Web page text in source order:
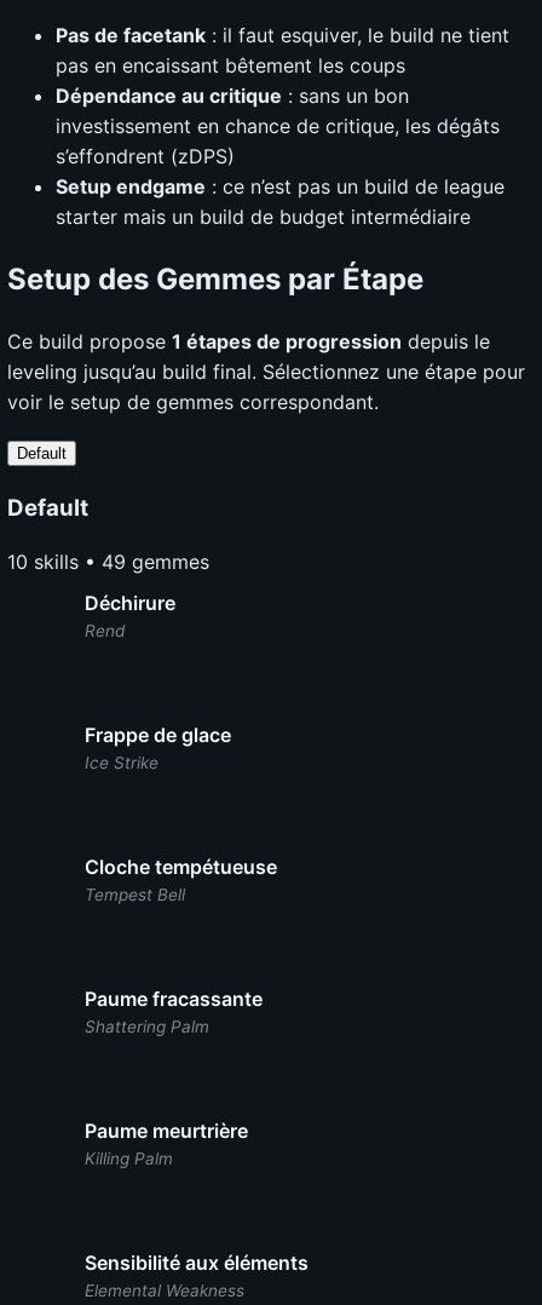
Pas de facetank : il faut esquiver, le build ne tient
pas en encaissant bêtement les coups
Dépendance au critique : sans un bon
investissement en chance de critique, les dégâts
s’effondrent (zDPS)
Setup endgame : ce n’est pas un build de league
starter mais un build de budget intermédiaire
Setup des Gemmes par Étape
Ce build propose 1 étapes de progression depuis le
leveling jusqu’au build final. Sélectionnez une étape pour
voir le setup de gemmes correspondant.
Default
Default
10 skills • 49 gemmes
Déchirure
Rend
Frappe de glace
Ice Strike
Cloche tempétueuse
Tempest Bell
Paume fracassante
Shattering Palm
Paume meurtrière
Killing Palm
Sensibilité aux éléments
Elemental Weakness